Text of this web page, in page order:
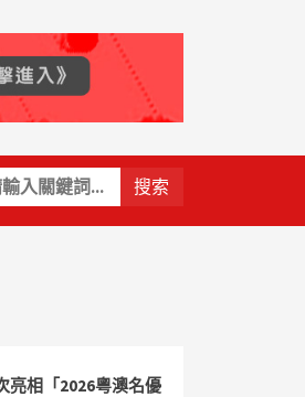
亮相「2026粵澳名優